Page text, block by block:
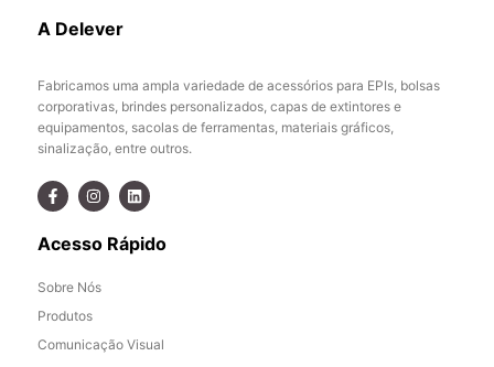
A Delever
Fabricamos uma ampla variedade de acessórios para EPIs, bolsas
corporativas, brindes personalizados, capas de extintores e
equipamentos, sacolas de ferramentas, materiais gráficos,
sinalização, entre outros.
Acesso Rápido
Sobre Nós
Produtos
Comunicação Visual